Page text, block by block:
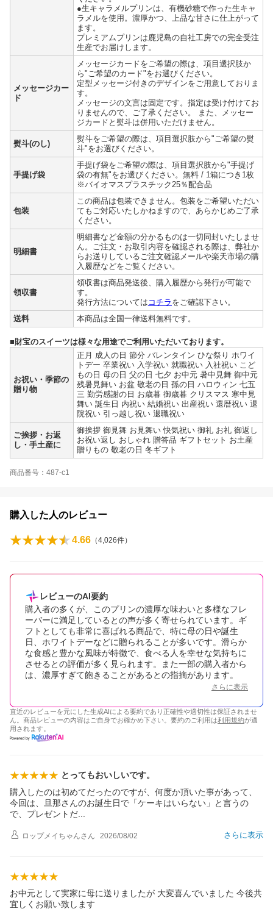
●生キャラメルプリンは、有機砂糖で作った生キャ
ラメルを使用。濃厚かつ、上品な甘さに仕上がって
ます。
プレミアムプリンは鹿児島の自社工房での完全受注
生産でお届けします。
メッセージカー
ド
メッセージカードをご希望の際は、項目選択肢か
ら"ご希望のカード"をお選びください。
定型メッセージ付きのデザインをご用意しておりま
す。
メッセージの文言は固定です。指定は受け付けてお
りませんので、ご了承ください。 また、メッセー
ジカードと熨斗は併用いただけません。
熨斗(のし)
熨斗をご希望の際は、項目選択肢から"ご希望の熨
斗"をお選びください。
手提げ袋
手提げ袋をご希望の際は、項目選択肢から"手提げ
袋の有無"をお選びください。無料 / 1箱につき1枚
※バイオマスプラスチック25％配合品
包装
この商品は包装できません。包装をご希望いただい
てもご対応いたしかねますので、あらかじめご了承
ください。
明細書
明細書など金額の分かるものは一切同封いたしませ
ん。ご注文・お取引内容を確認される際は、弊社か
らお送りしているご注文確認メールや楽天市場の購
入履歴などをご覧ください。
領収書
領収書は商品発送後、購入履歴から発行が可能で
す。
発行方法については コチラ をご確認下さい。
送料
本商品は全国一律送料無料です。
■財宝のスイーツは様々な用途でご利用いただいております。
お祝い・季節の
贈り物
正月 成人の日 節分 バレンタイン ひな祭り ホワイ
トデー 卒業祝い 入学祝い 就職祝い 入社祝い こど
もの日 母の日 父の日 七夕 お中元 暑中見舞 御中元
残暑見舞い お盆 敬老の日 孫の日 ハロウィン 七五
三 勤労感謝の日 お歳暮 御歳暮 クリスマス 寒中見
舞い 誕生日 内祝い 結婚祝い 出産祝い 還暦祝い 退
院祝い 引っ越し祝い 退職祝い
ご挨拶・お返
し・手土産に
御挨拶 御見舞 お見舞い 快気祝い 御礼 お礼 御返し
お祝い返し おしゃれ 贈答品 ギフトセット お土産
贈りもの 敬老の日 冬ギフト
商品番号：487-c1
購入した人のレビュー
4.66 （4,026件）
レビューのAI要約
購入者の多くが、このプリンの濃厚な味わいと多様なフレ
ーバーに満足しているとの声が多く寄せられています。ギ
フトとしても非常に喜ばれる商品で、特に母の日や誕生
日、ホワイトデーなどに贈られることが多いです。滑らか
な食感と豊かな風味が特徴で、食べる人を幸せな気持ちに
させるとの評価が多く見られます。また一部の購入者から
は、濃厚すぎて飽きることがあるとの指摘があります。
さらに表示
直近のレビューを元にした生成AIによる要約であり正確性や適切性は保証されませ
ん。商品レビューの内容はご自身でお確かめ下さい。要約のご利用は利用規約が適
用されます。
とってもおいしいです。
購入したのは初めてだったのですが、何度か頂いた事があって、
今回は、旦那さんのお誕生日で「ケーキはいらない」と言うの
で、プレゼント だ
さらに表示
ロップメイちゃんさん 2026/08/02
お中元として実家に母に送りましたが 大変喜んでいました 今後共
宜しくお願い致します